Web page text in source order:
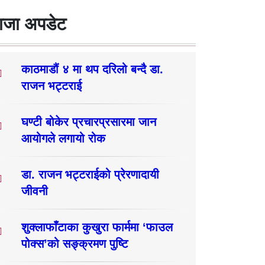
अपडेट
काठमाडौं ४ मा थप दरिलो बन्दै डा.
राजन भट्टराई
घण्टी बोकेर प्रचारप्रसारमा जान
आयोगले लगायो रोक
डा. राजन भट्टराईको प्रेरणादायी
जीवनी
शुक्लाफाँटाका कुखुरा फार्ममा ‘फाउल
पोक्स’को सङ्क्रमण पुष्टि